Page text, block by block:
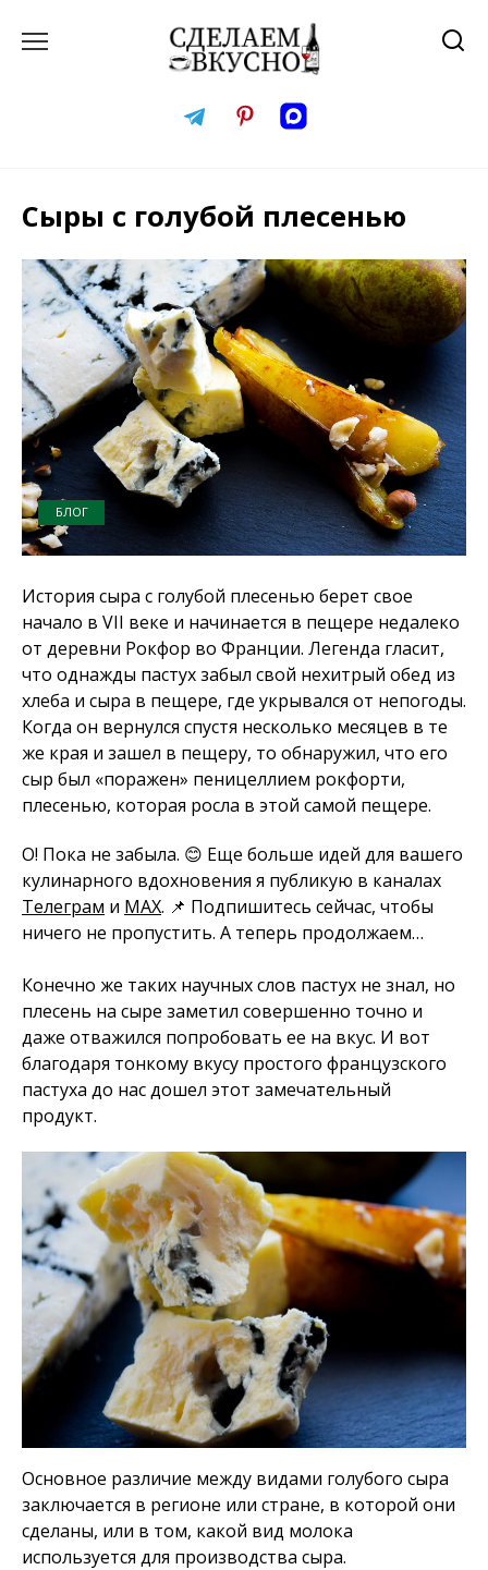
Сыры с голубой плесенью
БЛОГ
История сыра с голубой плесенью берет свое
начало в VII веке и начинается в пещере недалеко
от деревни Рокфор во Франции. Легенда гласит,
что однажды пастух забыл свой нехитрый обед из
хлеба и сыра в пещере, где укрывался от непогоды.
Когда он вернулся спустя несколько месяцев в те
же края и зашел в пещеру, то обнаружил, что его
сыр был «поражен» пеницеллием рокфорти,
плесенью, которая росла в этой самой пещере.
О! Пока не забыла. 😊 Еще больше идей для вашего
кулинарного вдохновения я публикую в каналах
Телеграм и MAX. 📌 Подпишитесь сейчас, чтобы
ничего не пропустить. А теперь продолжаем…
Конечно же таких научных слов пастух не знал, но
плесень на сыре заметил совершенно точно и
даже отважился попробовать ее на вкус. И вот
благодаря тонкому вкусу простого французского
пастуха до нас дошел этот замечательный
продукт.
Основное различие между видами голубого сыра
заключается в регионе или стране, в которой они
сделаны, или в том, какой вид молока
используется для производства сыра.